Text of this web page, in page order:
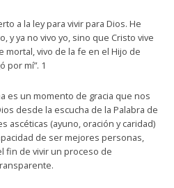
a la ley para vivir para Dios. He
y ya no vivo yo, sino que Cristo vive
mortal, vivo de la fe en el Hijo de
por mí”. 1
es un momento de gracia que nos
desde la escucha de la Palabra de
ascéticas (ayuno, oración y caridad)
de ser mejores personas,
fin de vivir un proceso de